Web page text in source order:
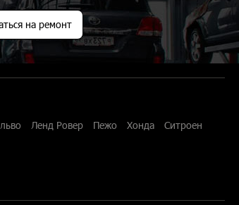
на ремонт
Ленд Ровер Пежо Хонда
Ситроен